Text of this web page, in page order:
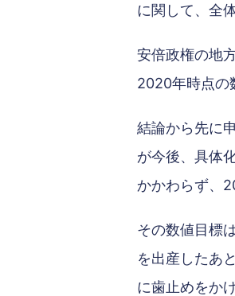
に関して、全
安倍政権の地
2020年時点の
結論から先に
が今後、具体
かかわらず、
その数値目標
を出産したあ
に歯止めをか